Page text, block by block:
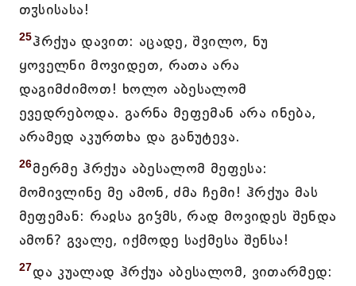
თჳსისასა!
25ჰრქუა დავით: აცადე, შვილო, ნუ
ყოველნი მოვიდეთ, რათა არა
დაგიმძიმოთ! ხოლო აბესალომ
ევედრებოდა. გარნა მეფემან არა ინება,
არამედ აკურთხა და განუტევა.
26მერმე ჰრქუა აბესალომ მეფესა:
მომივლინე მე ამონ, ძმა ჩემი! ჰრქუა მას
მეფემან: რაჲსა გიჴმს, რად მოვიდეს შენდა
ამონ? გვალე, იქმოდე საქმესა შენსა!
27და კუალად ჰრქუა აბესალომ, ვითარმედ: